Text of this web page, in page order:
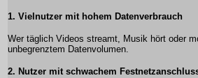
1. Vielnutzer mit hohem Datenverbrauch
Wer täglich Videos streamt, Musik hört oder
unbegrenztem Datenvolumen.
2. Nutzer mit schwachem